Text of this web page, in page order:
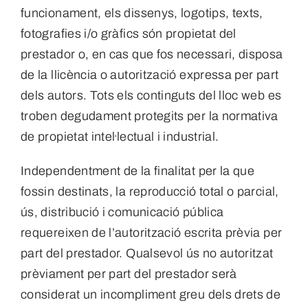
funcionament, els dissenys, logotips, texts,
fotografies i/o gràfics són propietat del
prestador o, en cas que fos necessari, disposa
de la llicència o autorització expressa per part
dels autors. Tots els continguts del lloc web es
troben degudament protegits per la normativa
de propietat intel·lectual i industrial.
Independentment de la finalitat per la que
fossin destinats, la reproducció total o parcial,
ús, distribució i comunicació pública
requereixen de l’autorització escrita prèvia per
part del prestador. Qualsevol ús no autoritzat
prèviament per part del prestador serà
considerat un incompliment greu dels drets de